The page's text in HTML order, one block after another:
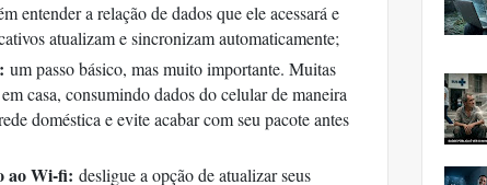
entender a relação de dados que ele acessará e
atualizam e sincronizam automaticamente;
um passo básico, mas muito importante. Muitas
casa, consumindo dados do celular de maneira
doméstica e evite acabar com seu pacote antes
ao Wi-fi: desligue a opção de atualizar seus